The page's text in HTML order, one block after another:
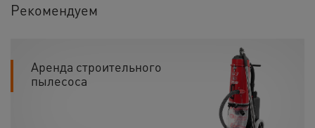
Рекомендуем
Аренда строительного
пылесоса